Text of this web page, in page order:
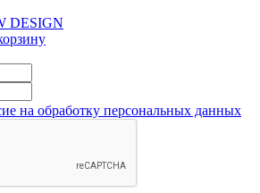
DESIGN
на обработку персональных данных